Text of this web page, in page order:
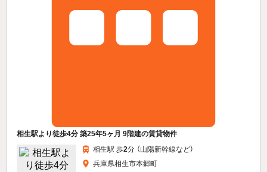
相生駅より徒歩4分 築25年5ヶ月 9階建の賃貸物件
相生駅 歩2分 （山陽新幹線など）
兵庫県相生市本郷町